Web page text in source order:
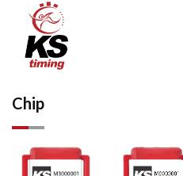
Chip